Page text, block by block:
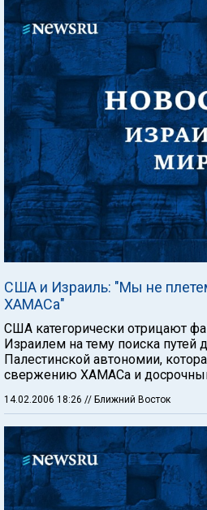
США и Израиль: "Мы не
ХАМАСа"
США категорически отрицают
Израилем на тему поиска путей
Палестинской автономии,
свержению ХАМАСа и
14.02.2006 18:26 // Ближний Восток